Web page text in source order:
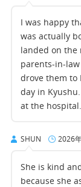
I was happy
was actually
landed on the
parents-in-
drove them to
day in
at the
SHUN 2026
She is kind
because she